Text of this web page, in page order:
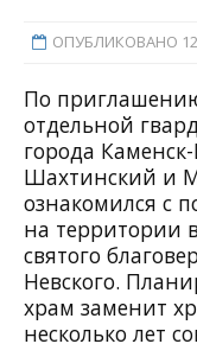
ОПУБЛИКОВАНО
По
отдельной
города
Шахтинский и
ознакомился с
на территории
святого
Невского.
храм заменит
несколько лет